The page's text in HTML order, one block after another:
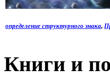
определение структурного знака,
Книги и